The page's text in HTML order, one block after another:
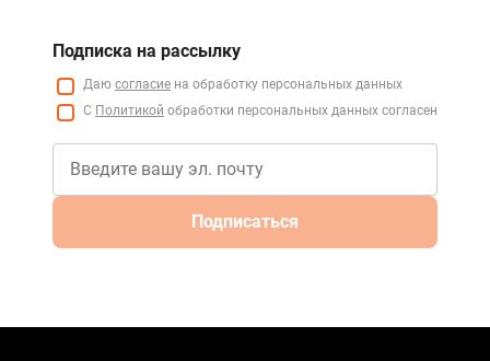
Подписка на рассылку
Даю согласие на обработку персональных данных
С Политикой обработки персональных данных согласен
Подписаться